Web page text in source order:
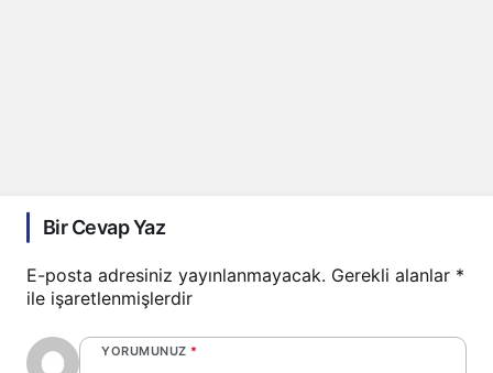
Bir Cevap Yaz
E-posta adresiniz yayınlanmayacak. Gerekli alanlar *
ile işaretlenmişlerdir
YORUMUNUZ *